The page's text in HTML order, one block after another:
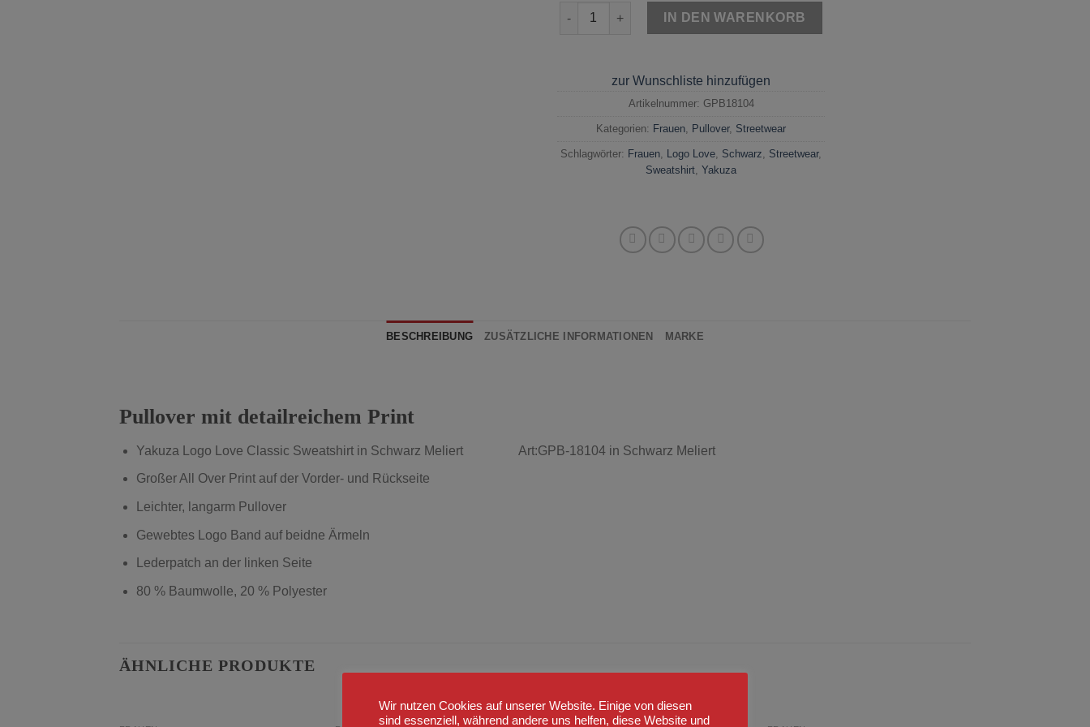
Yakuza Sweatshirt Logo Love Schwarz Menge
IN DEN WARENKORB
zur Wunschliste hinzufügen
Artikelnummer: GPB18104
Kategorien: Frauen, Pullover, Streetwear
Schlagwörter: Frauen, Logo Love, Schwarz, Streetwear,
Sweatshirt, Yakuza
BESCHREIBUNG ZUSÄTZLICHE INFORMATIONEN MARKE
Pullover mit detailreichem Print
Yakuza Logo Love Classic Sweatshirt in Schwarz Meliert Art:GPB-18104in Schwarz Meliert
Großer All Over Print auf der Vorder- und Rückseite
Leichter, langarm Pullover
Gewebtes Logo Band auf beidne Ärmeln
Lederpatch an der linken Seite
80 % Baumwolle, 20 % Polyester
ÄHNLICHE PRODUKTE
Wir nutzen Cookies auf unserer Website. Einige von diesen
sind essenziell, während andere uns helfen, diese Website und